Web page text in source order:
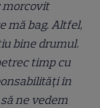
morcovit
mă bag. Altfel,
bine drumul.
timp cu
în
ne vedem